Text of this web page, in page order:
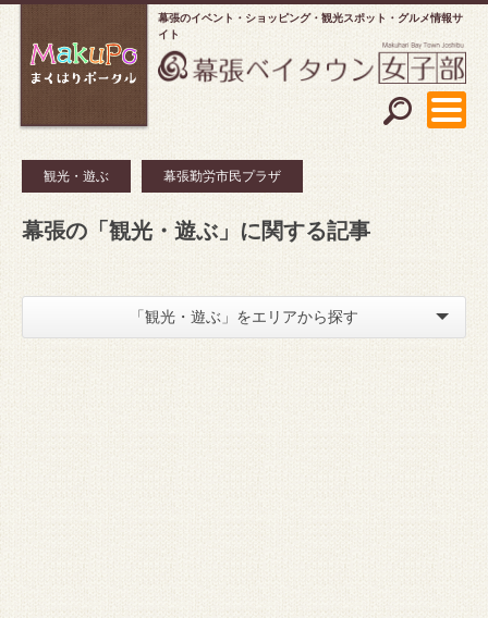
幕張のイベント・ショッピング
観光スポット・グルメ情報サ
イト
観光・遊ぶ 幕張勤労市民プラザ
幕張の「観光・遊ぶ」に関する記事
「観光・遊ぶ」をエリアから探す